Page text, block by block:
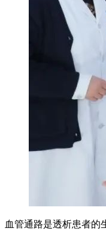
血管通路是透析患者的